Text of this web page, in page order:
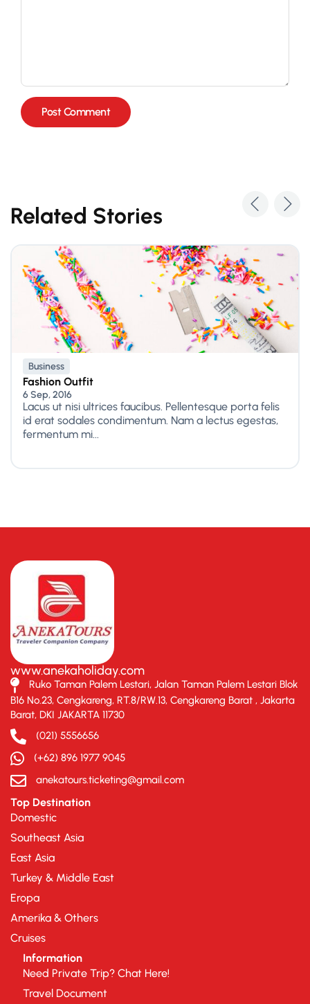
Related Stories
Business
Fashion Outfit
6 Sep, 2016
Lacus ut nisi ultrices faucibus. Pellentesque porta felis
id erat sodales condimentum. Nam a lectus egestas,
fermentum mi...
www.anekaholiday.com
Ruko Taman Palem Lestari, Jalan Taman Palem Lestari Blok
B16 No.23, Cengkareng, RT.8/RW.13, Cengkareng Barat , Jakarta
Barat, DKI JAKARTA 11730
(021) 5556656
(+62) 896 1977 9045
anekatours.ticketing@gmail.com
Top Destination
Domestic
Southeast Asia
East Asia
Turkey & Middle East
Eropa
Amerika & Others
Cruises
Information
Need Private Trip? Chat Here!
Travel Document